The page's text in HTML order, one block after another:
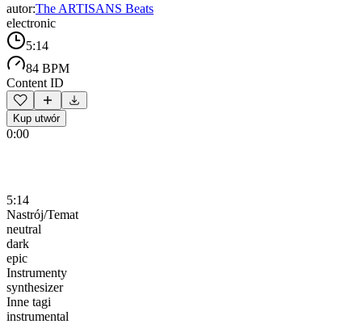
autor:The ARTISANS Beats
electronic
5:14
84 BPM
Content ID
Kup utwór
0:00
5:14
Nastrój/Temat
neutral
dark
epic
Instrumenty
synthesizer
Inne tagi
instrumental